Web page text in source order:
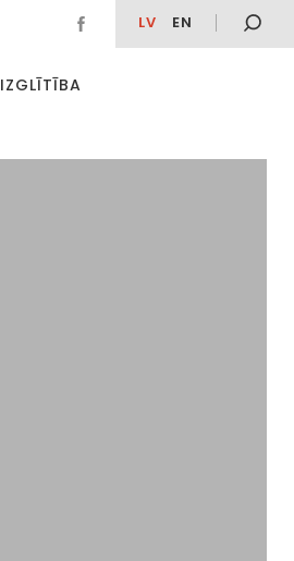
LV EN
IZGLĪTĪBA